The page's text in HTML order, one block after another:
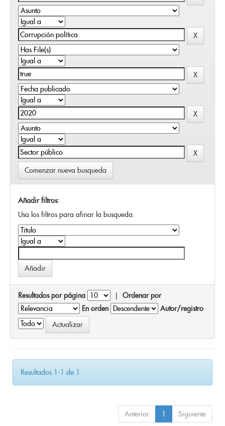
Comenzar nueva busqueda
Añadir filtros:
Usa los filtros para afinar la busqueda.
Resultados por página | Ordenar por
En orden
Autor/registro
Resultados 1-1 de 1.
Anterior 1 Siguiente